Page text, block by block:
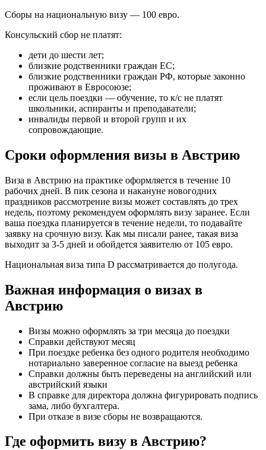
Сборы на национальную визу — 100 евро.
Консульский сбор не платят:
дети до шести лет;
близкие родственники граждан ЕС;
близкие родственники граждан РФ, которые законно
проживают в Евросоюзе;
если цель поездки — обучение, то к/с не платят
школьники, аспиранты и преподаватели;
инвалиды первой и второй групп и их
сопровождающие.
Сроки оформления визы в Австрию
Виза в Австрию на практике оформляется в течение 10
рабочих дней. В пик сезона и накануне новогодних
праздников рассмотрение визы может составлять до трех
недель, поэтому рекомендуем оформлять визу заранее. Если
ваша поездка планируется в течение недели, то подавайте
заявку на срочную визу. Как мы писали ранее, такая виза
выходит за 3-5 дней и обойдется заявителю от 105 евро.
Национальная виза типа D рассматривается до полугода.
Важная информация о визах в
Австрию
Визы можно оформлять за три месяца до поездки
Справки действуют месяц
При поездке ребенка без одного родителя необходимо
нотариально заверенное согласие на выезд ребенка
Справки должны быть переведены на английский или
австрийский языки
В справке для директора должна фигурировать подпись
зама, либо бухгалтера.
При отказе в визе сборы не возвращаются.
Где оформить визу в Австрию?